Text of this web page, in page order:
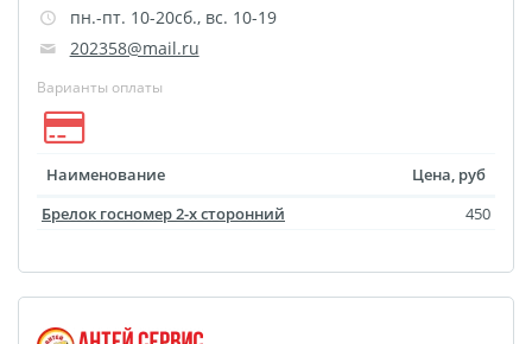
Благодарности
Сертификаты
пн.-пт. 10-20сб., вс. 10-19
202358@mail.ru
Варианты оплаты
Наименование
Цена, руб
Брелок госномер 2-х сторонний
450